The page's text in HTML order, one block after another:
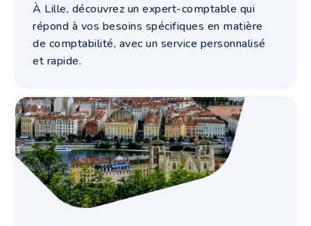
À Lille, découvrez un expert-comptable qui
répond à vos besoins spécifiques en matière
de comptabilité, avec un service personnalisé
et rapide.